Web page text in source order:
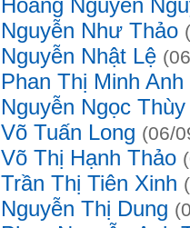
Hoàng Nguyễn
Nguyễn Như Thảo
Nguyễn Nhật Lệ
Phan Thị Minh Anh
Nguyễn Ngọc
Võ Tuấn Long (06/
Võ Thị Hạnh Thảo
Trần Thị Tiên Xinh
Nguyễn Thị Dung